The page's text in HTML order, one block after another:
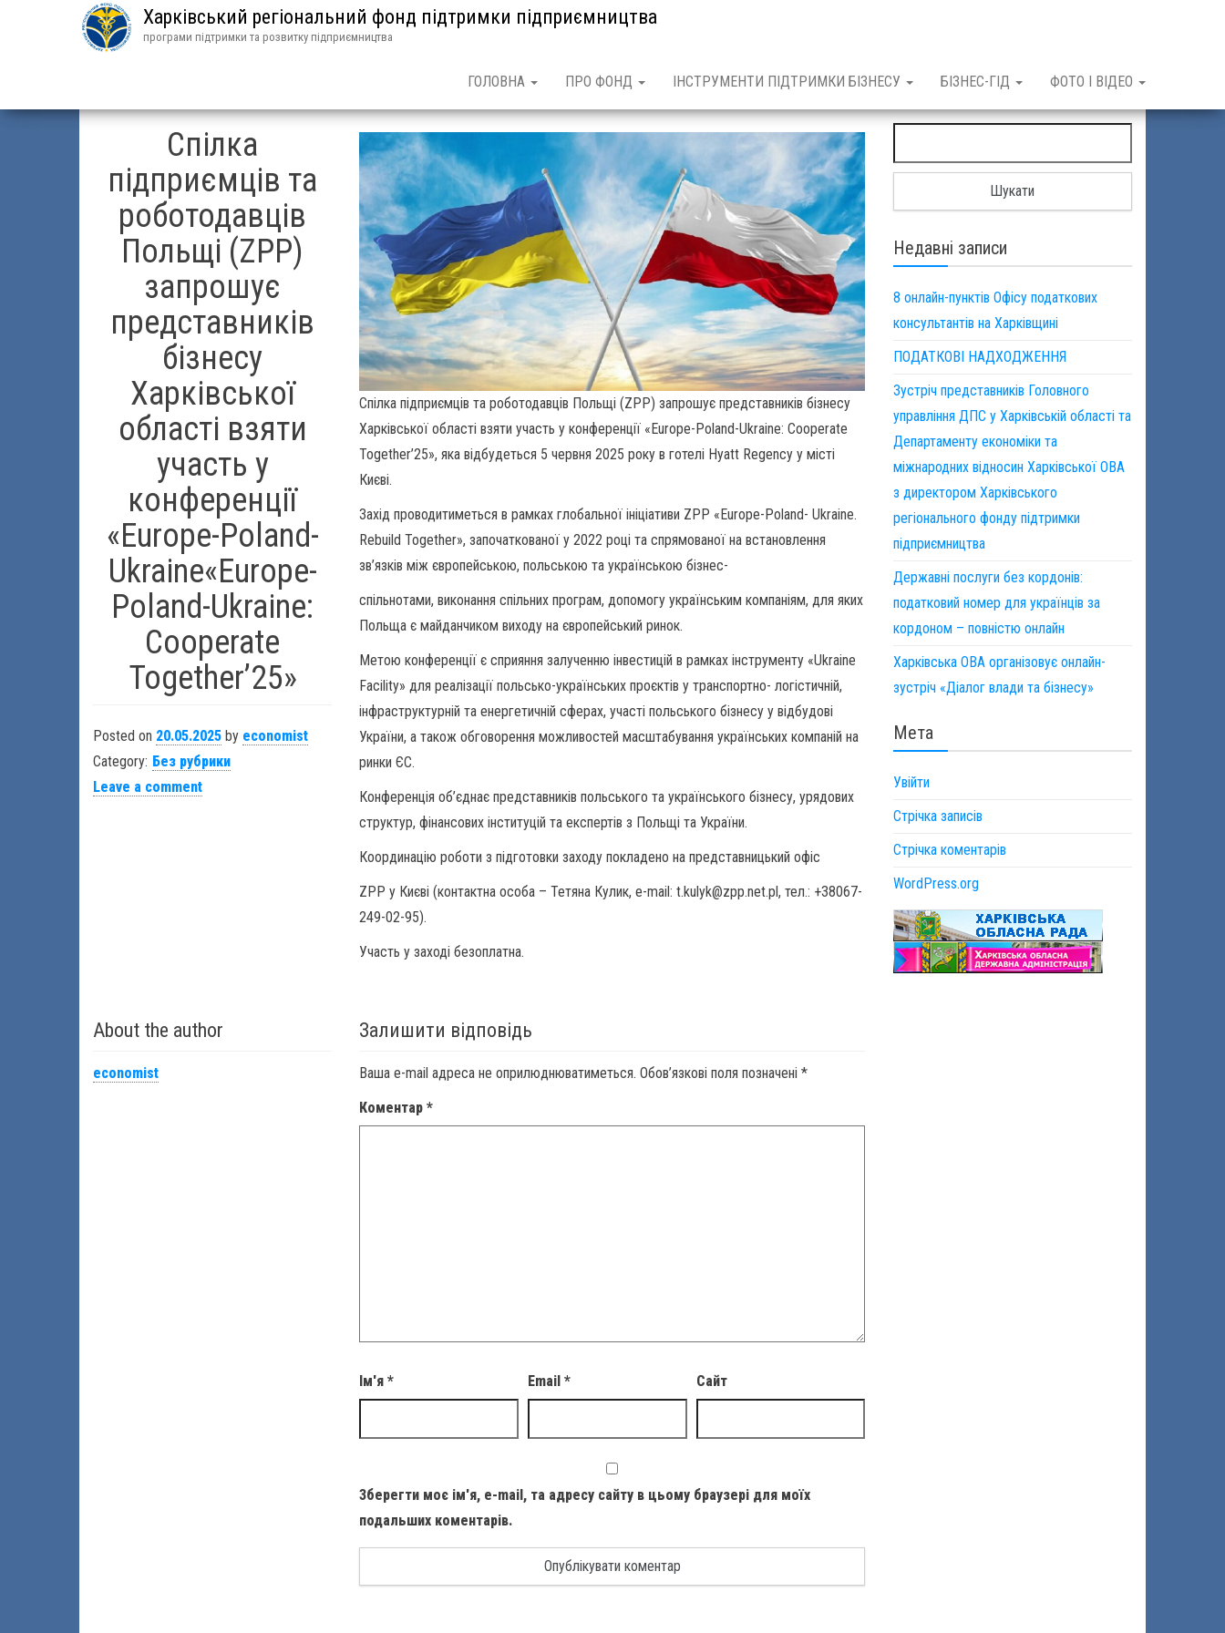
Харківський регіональний фонд підтримки підприємництва
програми підтримки та розвитку підприємництва
ГОЛОВНА ПРО ФОНД ІНСТРУМЕНТИ ПІДТРИМКИ БІЗНЕСУ БІЗНЕС-ГІД ФОТО І ВІДЕО
Спілка
підприємців та
роботодавців
Польщі (ZPP)
запрошує
представників
бізнесу
Харківської
області взяти
участь у
конференції
«Europe-Poland-
Ukraine«Europe-
Poland-Ukraine:
Cooperate
Together’25»
Posted on 20.05.2025 by economist
Category: Без рубрики
Leave a comment
Спілка підприємців та роботодавців Польщі (ZPP) запрошує представників бізнесу
Харківської області взяти участь у конференції «Europe-Poland-Ukraine: Cooperate
Together’25», яка відбудеться 5 червня 2025 року в готелі Hyatt Regency у місті
Києві.
Захід проводитиметься в рамках глобальної ініціативи ZPP «Europe-Poland- Ukraine.
Rebuild Together», започаткованої у 2022 році та спрямованої на встановлення
зв’язків між європейською, польською та українською бізнес-
спільнотами, виконання спільних програм, допомогу українським компаніям, для яких
Польща є майданчиком виходу на європейський ринок.
Метою конференції є сприяння залученню інвестицій в рамках інструменту «Ukraine
Facility» для реалізації польсько-українських проєктів у транспортно- логістичній,
інфраструктурній та енергетичній сферах, участі польського бізнесу у відбудові
України, а також обговорення можливостей масштабування українських компаній на
ринки ЄС.
Конференція об’єднає представників польського та українського бізнесу, урядових
структур, фінансових інституцій та експертів з Польщі та України.
Координацію роботи з підготовки заходу покладено на представницький офіс
ZPP у Києві (контактна особа – Тетяна Кулик, e-mail: t.kulyk@zpp.net.pl, тел.: +38067-
249-02-95).
Участь у заході безоплатна.
About the author
economist
Залишити відповідь
Ваша e-mail адреса не оприлюднюватиметься. Обов’язкові поля позначені*
Коментар*
Ім'я* Email* Сайт
Зберегти моє ім'я, e-mail, та адресу сайту в цьому браузері для моїх
подальших коментарів.
Недавні записи
8 онлайн-пунктів Офісу податкових
консультантів на Харківщині
ПОДАТКОВІ НАДХОДЖЕННЯ
Зустріч представників Головного
управління ДПС у Харківській області та
Департаменту економіки та
міжнародних відносин Харківської ОВА
з директором Харківського
регіонального фонду підтримки
підприємництва
Державні послуги без кордонів:
податковий номер для українців за
кордоном – повністю онлайн
Харківська ОВА організовує онлайн-
зустріч «Діалог влади та бізнесу»
Мета
Увійти
Стрічка записів
Стрічка коментарів
WordPress.org